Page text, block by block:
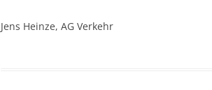
Jens Heinze, AG Verkehr